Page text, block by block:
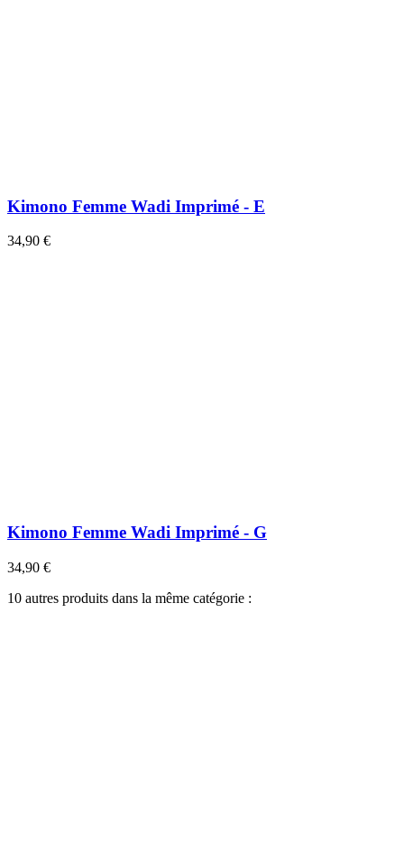
Kimono Femme Wadi Imprimé - E
34,90 €
Kimono Femme Wadi Imprimé - G
34,90 €
10 autres produits dans la même catégorie :